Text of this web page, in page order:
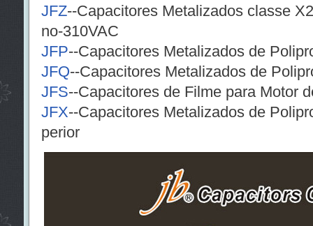
JFZ--Capacitores Metalizados classe
no-310VAC
JFP--Capacitores Metalizados de
JFQ--Capacitores Metalizados de
JFS--Capacitores de Filme para Motor
JFX--Capacitores Metalizados de
perior